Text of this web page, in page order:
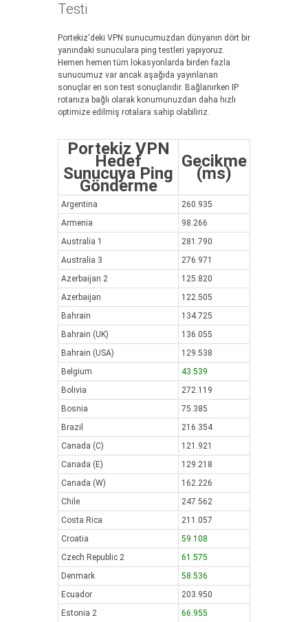
Testi
Portekiz'deki VPN sunucumuzdan dünyanın dört bir
yanındaki sunuculara ping testleri yapıyoruz.
Hemen hemen tüm lokasyonlarda birden fazla
sunucumuz var ancak aşağıda yayınlanan
sonuçlar en son test sonuçlarıdır. Bağlanırken IP
rotanıza bağlı olarak konumunuzdan daha hızlı
optimize edilmiş rotalara sahip olabiliriz.
Portekiz VPN
Hedef
Sunucuya Ping
Gönderme
Gecikme
(ms)
Argentina
260.935
Armenia
98.266
Australia 1
281.790
Australia 3
276.971
Azerbaijan 2
125.820
Azerbaijan
122.505
Bahrain
134.725
Bahrain (UK)
136.055
Bahrain (USA)
129.538
Belgium
43.539
Bolivia
272.119
Bosnia
75.385
Brazil
216.354
Canada (C)
121.921
Canada (E)
129.218
Canada (W)
162.226
Chile
247.562
Costa Rica
211.057
Croatia
59.108
Czech Republic 2
61.575
Denmark
58.536
Ecuador
203.950
Estonia 2
66.955